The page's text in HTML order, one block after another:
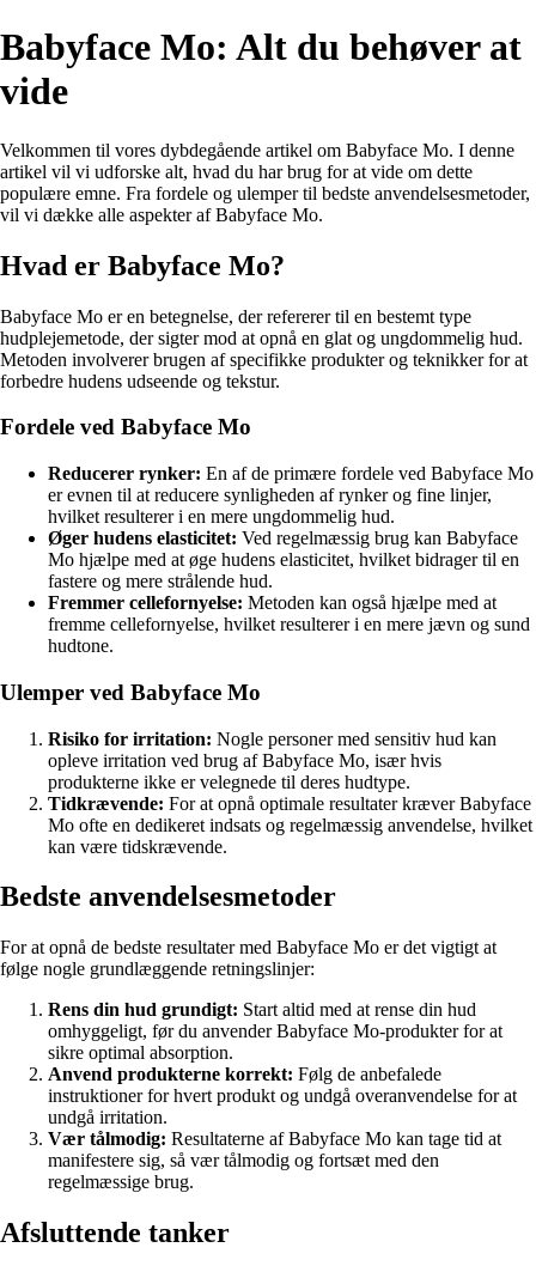
Babyface Mo: Alt du behøver at
vide
Velkommen til vores dybdegående artikel om Babyface Mo. I denne
artikel vil vi udforske alt, hvad du har brug for at vide om dette
populære emne. Fra fordele og ulemper til bedste anvendelsesmetoder,
vil vi dække alle aspekter af Babyface Mo.
Hvad er Babyface Mo?
Babyface Mo er en betegnelse, der refererer til en bestemt type
hudplejemetode, der sigter mod at opnå en glat og ungdommelig hud.
Metoden involverer brugen af specifikke produkter og teknikker for at
forbedre hudens udseende og tekstur.
Fordele ved Babyface Mo
Reducerer rynker: En af de primære fordele ved Babyface Mo
er evnen til at reducere synligheden af rynker og fine linjer,
hvilket resulterer i en mere ungdommelig hud.
Øger hudens elasticitet: Ved regelmæssig brug kan Babyface
Mo hjælpe med at øge hudens elasticitet, hvilket bidrager til en
fastere og mere strålende hud.
Fremmer cellefornyelse: Metoden kan også hjælpe med at
fremme cellefornyelse, hvilket resulterer i en mere jævn og sund
hudtone.
Ulemper ved Babyface Mo
Risiko for irritation: Nogle personer med sensitiv hud kan
opleve irritation ved brug af Babyface Mo, især hvis
produkterne ikke er velegnede til deres hudtype.
Tidkrævende: For at opnå optimale resultater kræver Babyface
Mo ofte en dedikeret indsats og regelmæssig anvendelse, hvilket
kan være tidskrævende.
Bedste anvendelsesmetoder
For at opnå de bedste resultater med Babyface Mo er det vigtigt at
følge nogle grundlæggende retningslinjer:
Rens din hud grundigt: Start altid med at rense din hud
omhyggeligt, før du anvender Babyface Mo-produkter for at
sikre optimal absorption.
Anvend produkterne korrekt: Følg de anbefalede
instruktioner for hvert produkt og undgå overanvendelse for at
undgå irritation.
Vær tålmodig: Resultaterne af Babyface Mo kan tage tid at
manifestere sig, så vær tålmodig og fortsæt med den
regelmæssige brug.
Afsluttende tanker